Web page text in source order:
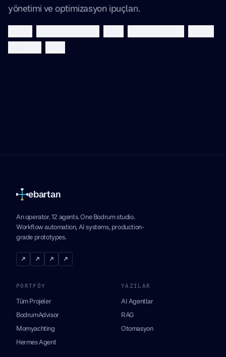
yönetimi ve optimizasyon ipuçları.
ebartan
An operator. 12 agents. One Bodrum studio.
Workflow automation, AI systems, production-
grade prototypes.
↗ ↗ ↗ ↗
PORTFÖY
Tüm Projeler
BodrumAdvisor
Momyachting
Hermes Agent
YAZILAR
AI Agentlar
RAG
Otomasyon